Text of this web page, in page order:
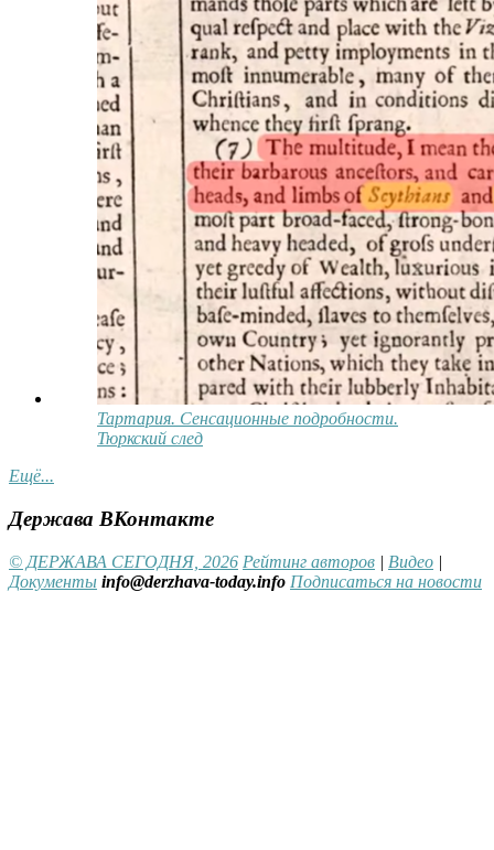
Тартария. Сенсационные подробности.
Тюркский след
Ещё...
Держава ВКонтакте
© ДЕРЖАВА СЕГОДНЯ, 2026 Рейтинг авторов | Видео |
Документы info@derzhava-today.info Подписаться на новости